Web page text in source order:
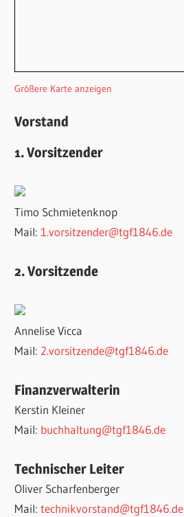
Größere Karte anzeigen
Vorstand
1. Vorsitzender
Timo Schmietenknop
Mail:1.vorsitzender@tgf1846.de
2. Vorsitzende
Annelise Vicca
Mail: 2.vorsitzende@tgf1846.de
Finanzverwalterin
Kerstin Kleiner
Mail: buchhaltung@tgf1846.de
Technischer Leiter
Oliver Scharfenberger
Mail:technikvorstand@tgf1846.de